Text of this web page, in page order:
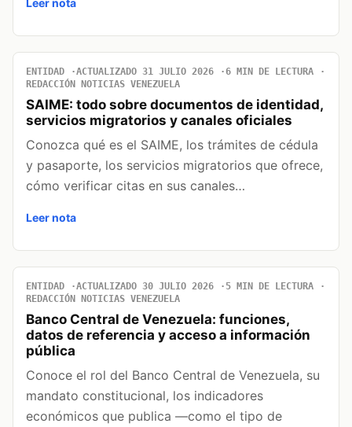
ENTIDAD ACTUALIZADO 31 JULIO 2026
6 MIN DE LECTURA
REDACCIÓN NOTICIAS VENEZUELA
SAIME: todo sobre documentos de identidad,
servicios migratorios y canales oficiales
Conozca qué es el SAIME, los trámites de cédula
y pasaporte, los servicios migratorios que ofrece,
cómo verificar citas en sus canales…
Leer nota
ENTIDAD ACTUALIZADO 30 JULIO 2026
5 MIN DE LECTURA
REDACCIÓN NOTICIAS VENEZUELA
Banco Central de Venezuela: funciones,
datos de referencia y acceso a información
pública
Conoce el rol del Banco Central de Venezuela, su
mandato constitucional, los indicadores
económicos que publica —como el tipo de